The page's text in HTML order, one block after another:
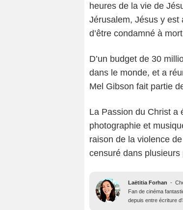
heures de la vie de
Jérusalem, Jésus y est
d’être condamné à
D’un budget de 30
dans le monde, et a
Mel Gibson fait partie
La Passion du Christ a
photographie et
raison de la violence
censuré dans plusieurs
Laëtitia Forhan -
Fan de cinéma
depuis entre écriture